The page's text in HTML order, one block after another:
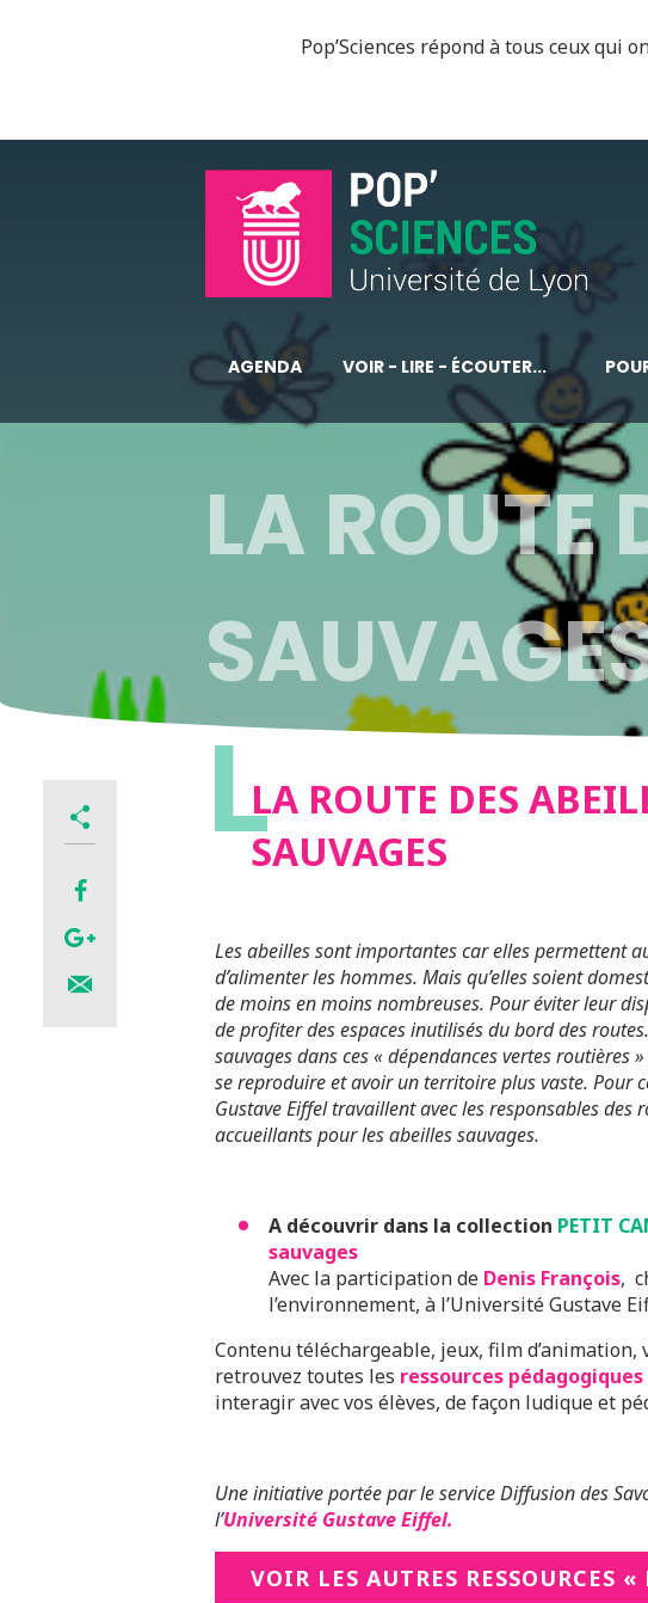
Pop’Sciences répond à tous ceux qui
AGENDA VOIR - LIRE - ÉCOUTER...
LA ROUTE
LLA ROUTE DES
SAUVAGES
Les abeilles sont importantes car elles permettent
d’alimenter les hommes. Mais qu’elles soient
de moins en moins nombreuses. Pour éviter leur
de profiter des espaces inutilisés du bord des
sauvages dans ces « dépendances vertes routières
se reproduire et avoir un territoire plus vaste. Pour
Gustave Eiffel travaillent avec les responsables des
accueillants pour les abeilles sauvages.
A découvrir dans la collection PETIT
sauvages
Avec la participation de Denis François,
l’environnement, à l’Université Gustave
Contenu téléchargeable, jeux, film d’animation,
retrouvez toutes les ressources pédagogiques
interagir avec vos élèves, de façon ludique et
Une initiative portée par le service Diffusion des
l’Université Gustave Eiffel.
VOIR LES AUTRES RESSOURCES